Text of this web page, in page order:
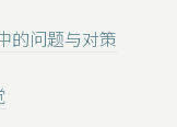
的问题与对策